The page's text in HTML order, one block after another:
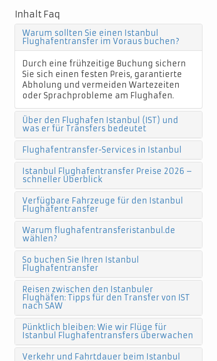
Inhalt Faq
Warum sollten Sie einen Istanbul
Flughafentransfer im Voraus buchen?
Durch eine frühzeitige Buchung sichern
Sie sich einen festen Preis, garantierte
Abholung und vermeiden Wartezeiten
oder Sprachprobleme am Flughafen.
Über den Flughafen Istanbul (IST) und
was er für Transfers bedeutet
Flughafentransfer-Services in Istanbul
Istanbul Flughafentransfer Preise 2026 –
schneller Überblick
Verfügbare Fahrzeuge für den Istanbul
Flughafentransfer
Warum flughafentransferistanbul.de
wählen?
So buchen Sie Ihren Istanbul
Flughafentransfer
Reisen zwischen den Istanbuler
Flughäfen: Tipps für den Transfer von IST
nach SAW
Pünktlich bleiben: Wie wir Flüge für
Istanbul Flughafentransfers überwachen
Verkehr und Fahrtdauer beim Istanbul